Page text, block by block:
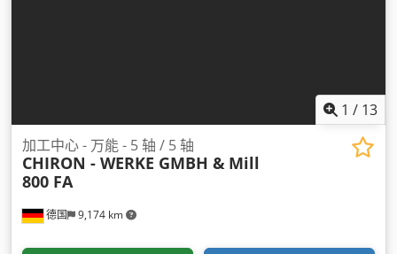
1 / 13
德国 9,174 km
加工中心 - 万能 - 5 轴 / 5 轴
CHIRON - WERKE GMBH & Mill
800 FA